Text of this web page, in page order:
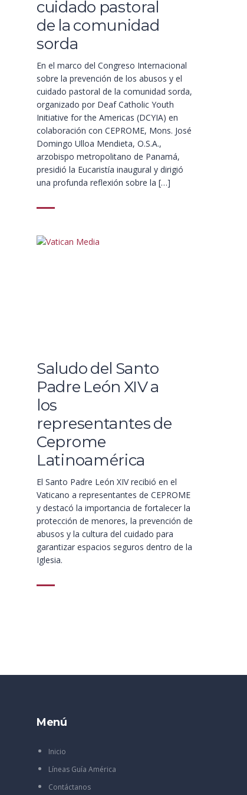
cuidado pastoral
de la comunidad
sorda
En el marco del Congreso Internacional
sobre la prevención de los abusos y el
cuidado pastoral de la comunidad sorda,
organizado por Deaf Catholic Youth
Initiative for the Americas (DCYIA) en
colaboración con CEPROME, Mons. José
Domingo Ulloa Mendieta, O.S.A.,
arzobispo metropolitano de Panamá,
presidió la Eucaristía inaugural y dirigió
una profunda reflexión sobre la […]
Saludo del Santo
Padre León XIV a
los
representantes de
Ceprome
Latinoamérica
El Santo Padre León XIV recibió en el
Vaticano a representantes de CEPROME
y destacó la importancia de fortalecer la
protección de menores, la prevención de
abusos y la cultura del cuidado para
garantizar espacios seguros dentro de la
Iglesia.
Menú
Inicio
Líneas Guía América
Contáctanos